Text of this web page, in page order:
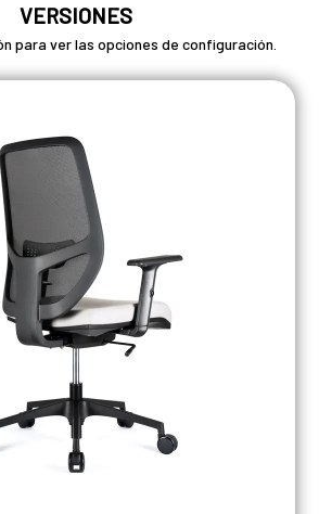
VERSIONES
para ver las opciones de configuración.